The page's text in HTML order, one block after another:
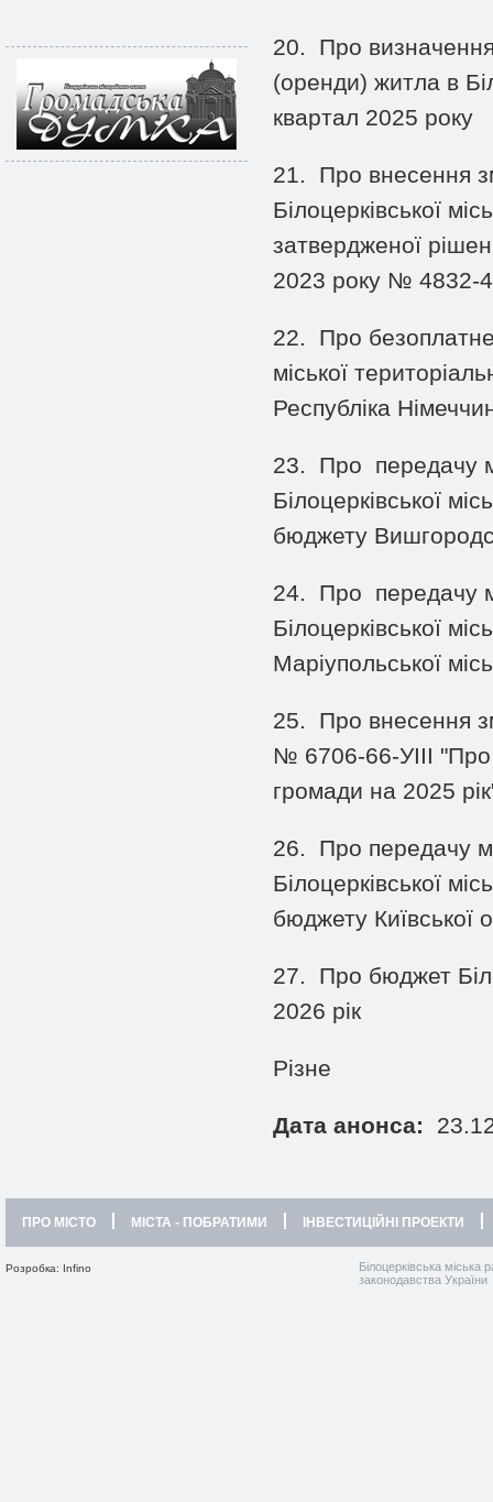
20. Про
(оренди) житла в
квартал 2025 року
21. Про внесення
Білоцерківської
затвердженої
2023 року № 4832-
22. Про
міської
Республіка
23. Про передачу
Білоцерківської
бюджету
24. Про передачу
Білоцерківської
Маріупольської
25. Про внесення
№ 6706-66-УІІІ "Про
громади на 2025
26. Про передачу
Білоцерківської
бюджету Київської
27. Про бюджет
2026 рік
Різне
Дата анонса:
ПРО МІСТО МІСТА - ПОБРАТИМИ ІНВЕСТИЦІЙНІ ПРОЕКТИ
Розробка: Infino
Білоцерківська міська
законодавства України